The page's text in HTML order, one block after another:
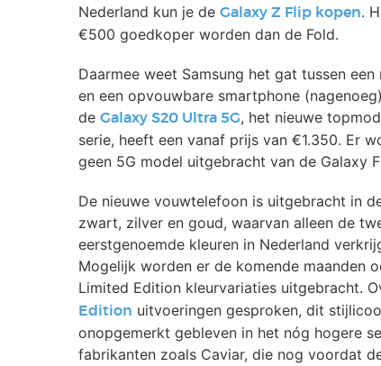
Nederland kun je de Galaxy Z Flip kopen.
€500 goedkoper worden dan de Fold.
Daarmee weet Samsung het gat tussen
en een opvouwbare smartphone
de Galaxy S20 Ultra 5G, het nieuwe
serie, heeft een vanaf prijs van €1.350. Er
geen 5G model uitgebracht van de Galaxy
De nieuwe vouwtelefoon is uitgebracht in
zwart, zilver en goud, waarvan alleen de
eerstgenoemde kleuren in Nederland
Mogelijk worden er de komende maanden
Limited Edition kleurvariaties uitgebracht.
Edition uitvoeringen gesproken, dit
onopgemerkt gebleven in het nóg hogere
fabrikanten zoals Caviar, die nog voordat